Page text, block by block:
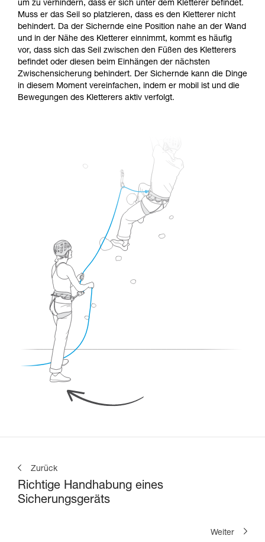
um zu verhindern, dass er sich unter dem Kletterer befindet.
Muss er das Seil so platzieren, dass es den Kletterer nicht
behindert. Da der Sichernde eine Position nahe an der Wand
und in der Nähe des Kletterer einnimmt, kommt es häufig
vor, dass sich das Seil zwischen den Füßen des Kletterers
befindet oder diesen beim Einhängen der nächsten
Zwischensicherung behindert. Der Sichernde kann die Dinge
in diesem Moment vereinfachen, indem er mobil ist und die
Bewegungen des Kletterers aktiv verfolgt.
Zurück
Richtige Handhabung eines
Sicherungsgeräts
Weiter